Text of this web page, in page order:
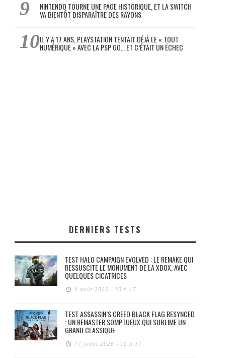
NINTENDO TOURNE UNE PAGE HISTORIQUE, ET LA SWITCH
VA BIENTÔT DISPARAÎTRE DES RAYONS
IL Y A 17 ANS, PLAYSTATION TENTAIT DÉJÀ LE « TOUT
NUMÉRIQUE » AVEC LA PSP GO… ET C’ÉTAIT UN ÉCHEC
DERNIERS TESTS
TEST HALO CAMPAIGN EVOLVED : LE REMAKE QUI
RESSUSCITE LE MONUMENT DE LA XBOX, AVEC
QUELQUES CICATRICES
4 août 2026 - 10 h 17
TEST ASSASSIN’S CREED BLACK FLAG RESYNCED
: UN REMASTER SOMPTUEUX QUI SUBLIME UN
GRAND CLASSIQUE
17 juillet 2026 - 10 h 37